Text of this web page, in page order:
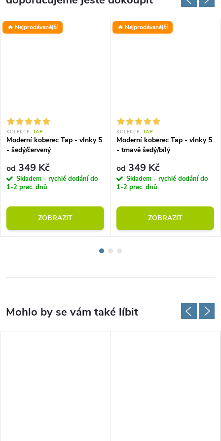
🔥 Nejprodávanější
KOLEKCE: TAP
Moderní koberec Tap - vlnky 5
- šedý/červený
od 349 Kč
Skladem - rychlé dodání do
1-2 prac. dnů
ZOBRAZIT
🔥 Nejprodávanější
KOLEKCE: TAP
Moderní koberec Tap - vlnky 5
- tmavě šedý/bílý
od 349 Kč
Skladem - rychlé dodání do
1-2 prac. dnů
ZOBRAZIT